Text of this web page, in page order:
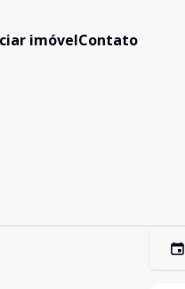
imóvelContato